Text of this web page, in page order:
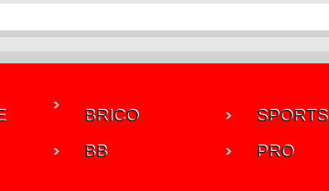
BRICO SPORTS
BB PRO